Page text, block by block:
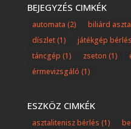
BEJEGYZÉS CIMKÉK
automata (2) biliárd
díszlet(1) játékgép bérlés
táncgép (1) zseton (1)
érmevizsgáló (1)
ESZKÖZ CIMKÉK
asztalitenisz bérlés (1)